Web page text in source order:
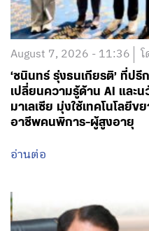
August 7, 2026 - 11:36
‘ชนินทร์ รุ่งธนเกียรติ’ ที่ป
เปลี่ยนความรู้ด้าน AI และ
มาเลเซีย มุ่งใช้เทคโนโลยี
อาชีพคนพิการ-ผู้สูงอายุ
อ่านต่อ